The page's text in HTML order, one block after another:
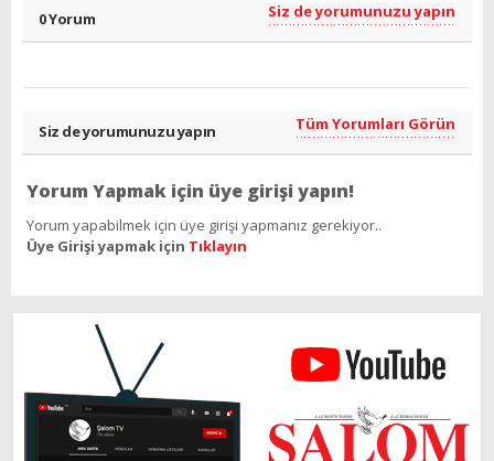
0 Yorum Siz de yorumunuzu yapın
Siz de yorumunuzu yapın Tüm Yorumları Görün
Yorum Yapmak için üye girişi yapın!
Yorum yapabilmek için üye girişi yapmanız gerekiyor..
Üye Girişi yapmak için Tıklayın